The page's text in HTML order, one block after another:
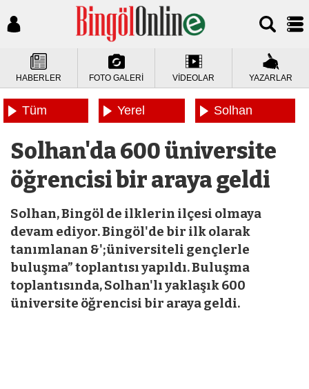
HABERLER FOTO GALERİ VİDEOLAR YAZARLAR
Tüm
Yerel
Solhan
Solhan'da 600 üniversite
öğrencisi bir araya geldi
Solhan, Bingöl de ilklerin ilçesi olmaya
devam ediyor. Bingöl'de bir ilk olarak
tanımlanan &';üniversiteli gençlerle
buluşma” toplantısı yapıldı. Buluşma
toplantısında, Solhan'lı yaklaşık 600
üniversite öğrencisi bir araya geldi.